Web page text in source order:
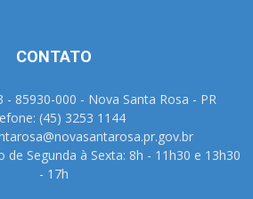
CONTATO
- 85930-000 - Nova Santa Rosa - PR
(45) 3253 1144
Segunda à Sexta: 8h - 11h30 e 13h30
- 17h